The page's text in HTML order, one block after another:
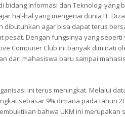
bidang Informasi dan Teknologi yang
hal-hal yang mengenai dunia IT.
dibutuhkan agar bisa dapat terus
Dengan fungsinya yang seperti
Computer Club ini banyak diminati
dari mahasiswa baru sampai
ini terus meningkat. Melalui
sebasar 9% dimana pada tahun
bahwa UKM ini merupakan